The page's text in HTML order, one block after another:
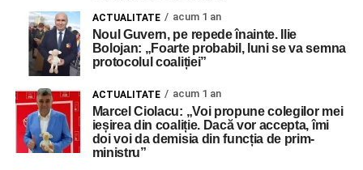
ACTUALITATE acum 1 an
Noul Guvern, pe repede înainte. Ilie
Bolojan: „Foarte probabil, luni se va semna
protocolul coaliției”
ACTUALITATE acum 1 an
Marcel Ciolacu: „Voi propune colegilor mei
ieșirea din coaliție. Dacă vor accepta, îmi
doi voi da demisia din funcția de prim-
ministru”